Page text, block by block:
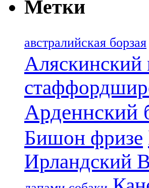
Метки
aвстралийская борзая
Аляскинский
Арденнский
Бишон фризе
Ирландский